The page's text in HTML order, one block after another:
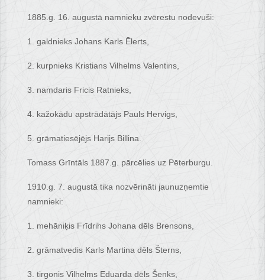
1885.g. 16. augustā namnieku zvērestu nodevuši:
1. galdnieks Johans Karls Ēlerts,
2. kurpnieks Kristians Vilhelms Valentins,
3. namdaris Fricis Ratnieks,
4. kažokādu apstrādātājs Pauls Hervigs,
5. grāmatiesējējs Harijs Billina.
Tomass Grīntāls 1887.g. pārcēlies uz Pēterburgu.
1910.g. 7. augustā tika nozvērināti jaunuzņemtie
namnieki:
1. mehāniķis Frīdrihs Johana dēls Brensons,
2. grāmatvedis Karls Martina dēls Šterns,
3. tirgonis Vilhelms Eduarda dēls Šenks,